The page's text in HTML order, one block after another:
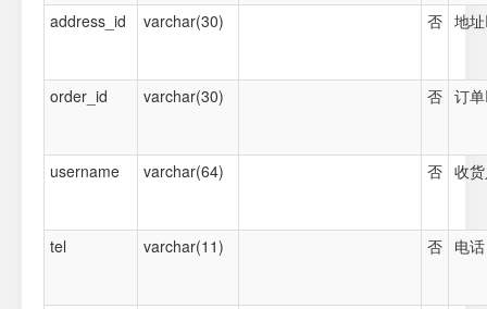
address_id varchar(30) 否 地
order_id varchar(30) 否 订
username varchar(64) 否 收
tel varchar(11) 否 电话